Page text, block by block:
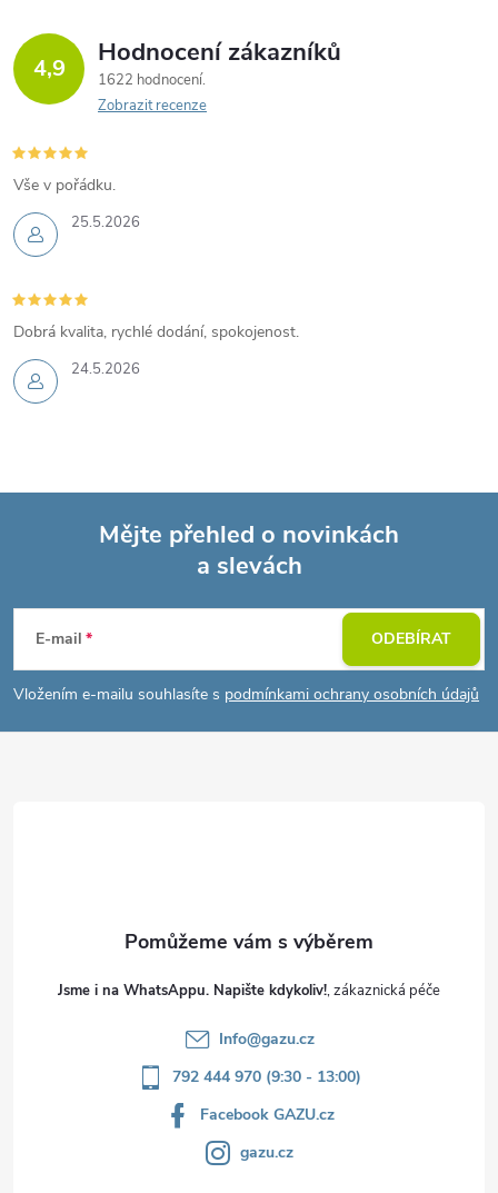
4,9 Hodnocení zákazníků
1622 hodnocení
Zobrazit recenze
25.5.2026
Vše v pořádku.
24.5.2026
Dobrá kvalita, rychlé dodání, spokojenost.
p
Mějte přehled o novinkách
a slevách
E-mail
Vložením e-mailu souhlasíte s podmínkami ochrany osobních údajů
ODEBÍRAT
Jsme i na WhatsAppu. Napište kdykoliv!
Info@gazu.cz
792 444 970 (9:30 - 13:00)
Facebook GAZU.cz
gazu.cz